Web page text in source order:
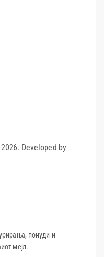
Developed by
понуди и
мејл.